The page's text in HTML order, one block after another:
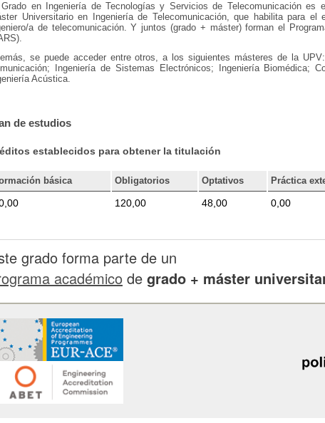
en Ingeniería de Tecnologías y Servicios de Telecomunicación es
Universitario en Ingeniería de Telecomunicación, que habilita para el
a de telecomunicación. Y juntos (grado + máster) forman el
se puede acceder entre otros, a los siguientes másteres de la
Ingeniería de Sistemas Electrónicos; Ingeniería Biomédica;
Acústica.
de estudios
establecidos para obtener la titulación
básica Obligatorios Optativos Práctica
120,00 48,00 0,00
grado forma parte de un
académico de grado + máster